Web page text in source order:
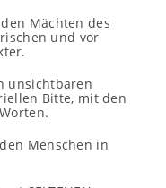
Mächten des
und vor
unsichtbaren
Bitte, mit den
Menschen in